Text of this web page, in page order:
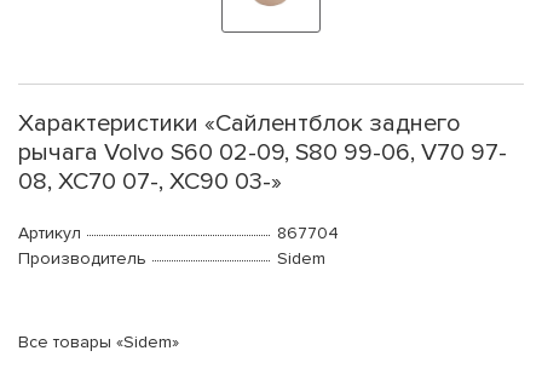
Характеристики «Сайлентблок заднего
рычага Volvo S60 02-09, S80 99-06, V70 97-
08, XC70 07-, XC90 03-»
Артикул
867704
Производитель
Sidem
Все товары «Sidem»